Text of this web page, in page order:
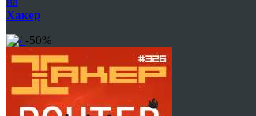
Хакер
-50%